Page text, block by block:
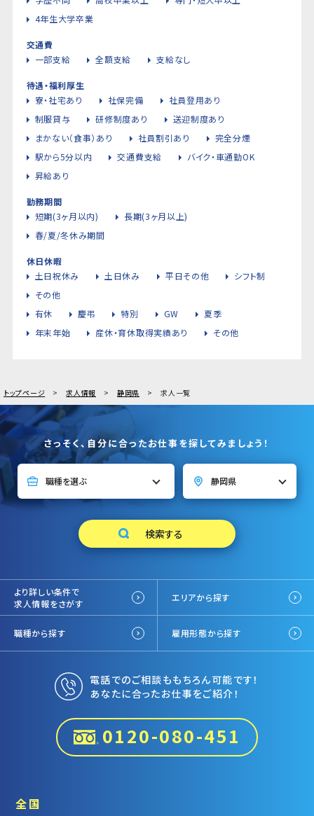
4年生大学卒業
交通費
一部支給
全額支給 支給なし
待遇・福利厚生
寮・社宅あり
社保完備
社員登用あり
制服貸与
研修制度あり
送迎制度あり
まかない（食事）あり
社員割引あり
完全分煙
駅から5分以内
交通費支給
バイク・車通勤OK
昇給あり
勤務期間
短期(3ヶ月以内)
長期(3ヶ月以上)
春/夏/冬休み期間
休日休暇
土日祝休み
土日休み 平日その他
シフト制
その他
有休
慶弔 特別 GW
夏季
年末年始
産休・育休取得実績あり その他
トップページ 求人情報 静岡県 求人一覧
さっそく、自分に合ったお仕事を探してみましょう！
より詳しい条件で
求人情報をさがす
エリアから探す
職種から探す 雇用形態から探す
電話でのご相談ももちろん可能です！
あなたに合ったお仕事をご紹介！
0120-080-451
全国